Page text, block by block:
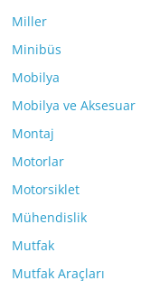
Miller
Minibüs
Mobilya
Mobilya ve Aksesuar
Montaj
Motorlar
Motorsiklet
Mühendislik
Mutfak
Mutfak Araçları